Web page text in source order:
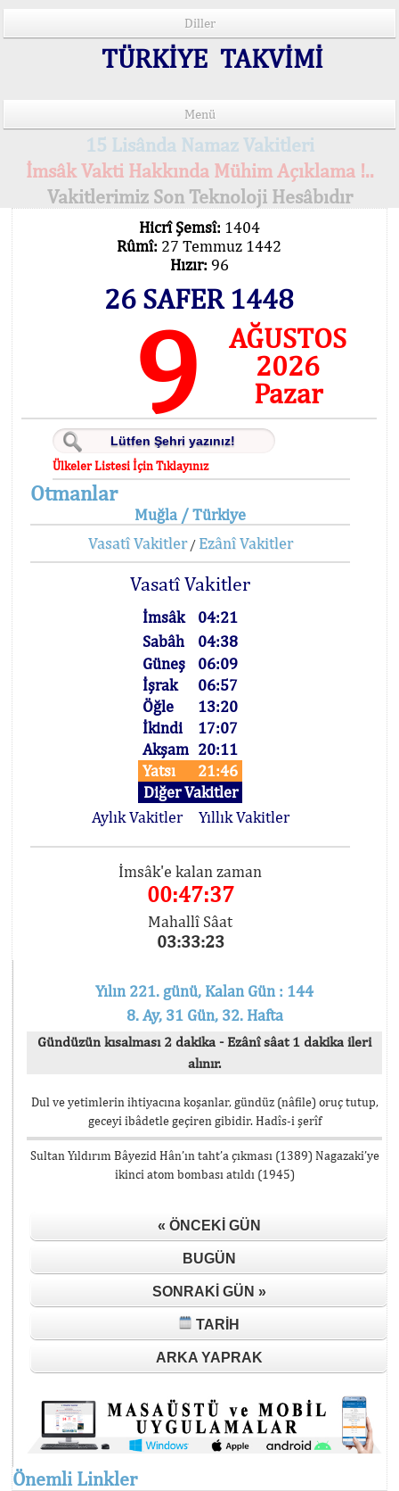
Diller
TÜRKİYE TAKVİMİ
Menü
15 Lisânda Namaz Vakitleri
İmsâk Vakti Hakkında Mühim Açıklama !..
Vakitlerimiz Son Teknoloji Hesâbıdır
Hicrî Şemsî: 1404
Rûmî: 27 Temmuz 1442
Hızır: 96
26 SAFER 1448
9
AĞUSTOS
2026
Pazar
Ülkeler Listesi İçin Tıklayınız
Otmanlar
Muğla / Türkiye
Vasatî Vakitler/ Ezânî Vakitler
Vasatî Vakitler
İmsâk
04:21
Sabâh
04:38
Güneş
06:09
İşrak
06:57
Öğle
13:20
İkindi
17:07
Akşam 20:11
Yatsı
21:46
Diğer Vakitler
Aylık Vakitler
Yıllık Vakitler
İmsâk'e kalan zaman
00:47:37
Mahallî Sâat
03:33:23
Yılın 221. günü, Kalan Gün : 144
8. Ay, 31 Gün, 32. Hafta
Gündüzün kısalması 2 dakika - Ezânî sâat 1 dakika ileri
alınır.
Dul ve yetimlerin ihtiyacına koşanlar, gündüz (nâfile) oruç tutup,
geceyi ibâdetle geçiren gibidir. Hadîs-i şerîf
Sultan Yıldırım Bâyezid Hân’ın taht’a çıkması (1389) Nagazaki’ye
ikinci atom bombası atıldı (1945)
« ÖNCEKI GÜN
BUGÜN
SONRAKI GÜN »
TARIH
ARKA YAPRAK
Önemli Linkler